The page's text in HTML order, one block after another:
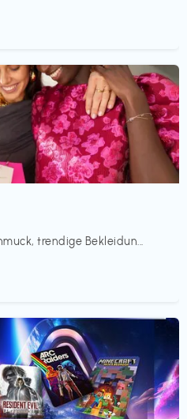
trendige Bekleidun...